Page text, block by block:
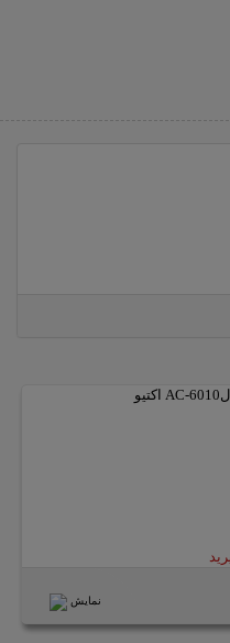
نمایش